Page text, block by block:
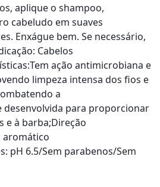
aplique o shampoo,
cabeludo em suaves
Enxágue bem. Se necessário,
Cabelos
ação antimicrobiana e
limpeza intensa dos fios e
a
desenvolvida para proporcionar
e à barba;Direção
aromático
pH 6.5/Sem parabenos/Sem